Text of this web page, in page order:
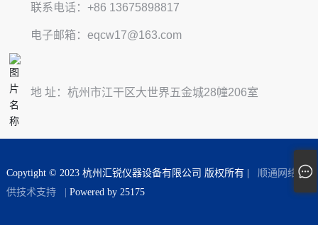
联系电话：+86 13675898817
电子邮箱：eqcw17@163.com
地 址：杭州市江干区大世界五金城28幢206室
Copytight © 2023 杭州汇锐仪器设备有限公司 版权所有 |
顺通网络提
供技术支持| Powered by 25175